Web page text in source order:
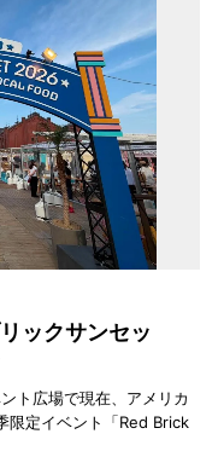
ックサンセッ
ト広場で現在、アメリカ
限定イベント「Red Brick